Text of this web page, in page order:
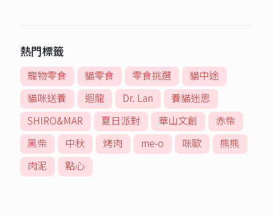
熱門標籤
寵物零食 貓零食 零食挑選
貓中途
貓咪送養
迴龍 Dr. Lan
養貓迷思
SHIRO&MAR
夏日派對 華山文創
赤柴
黑柴
中秋 烤肉 me-o 咪歐
熊熊
肉泥
點心